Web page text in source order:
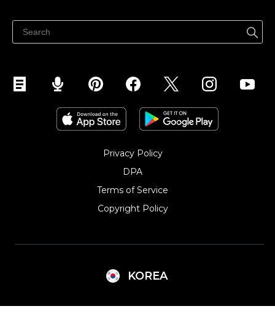
페이스북에서 판매하기
인스타그램에서 판매하기
Privacy Policy
DPA
Terms of Service
Copyright Policy‎
KOREA